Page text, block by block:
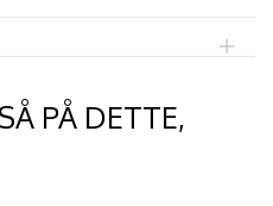
PÅ DETTE,